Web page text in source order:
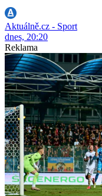
Aktuálně.cz - Sport
dnes, 20:20
Reklama